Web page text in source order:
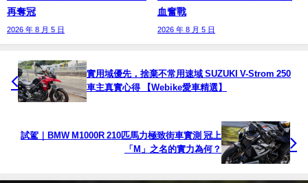
再奪冠
2026 年 8 月 5 日
血奮戰
2026 年 8 月 5 日
實用域優先，捨棄不常用速域 SUZUKI V-Strom 250
車主真實心得 【Webike愛車精選】
試駕｜BMW M1000R 210匹馬力極致街車實測 冠上
「M」之名的實力為何？